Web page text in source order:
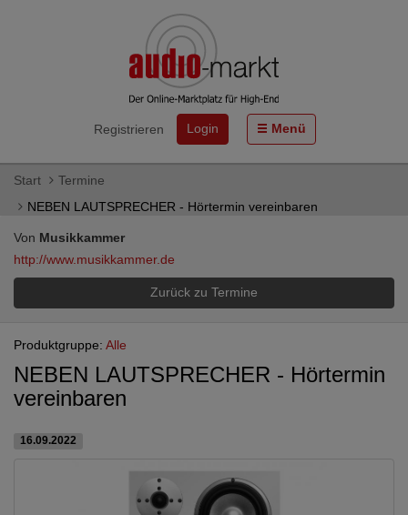
Registrieren Login Menü
Start
Termine
NEBEN LAUTSPRECHER - Hörtermin vereinbaren
Von Musikkammer
http://www.musikkammer.de
Zurück zu Termine
Produktgruppe: Alle
NEBEN LAUTSPRECHER - Hörtermin
vereinbaren
16.09.2022